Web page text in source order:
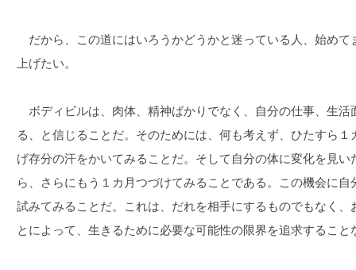
だから、この道にはいろうかどうかと迷っている人、始めて
上げたい。
ボディビルは、肉体、精神ばかりでなく、自分の仕事、生活
る、と信じることだ。そのためには、何も考えず、ひたすら
げ存分の汗をかいてみることだ。そして自分の体に変化を見
ら、さらにもう１カ月つづけてみることである。この機会に
試みてみることだ。これは、だれを相手にするものでもなく
とによって、生きるために必要な可能性の限界を追求すること